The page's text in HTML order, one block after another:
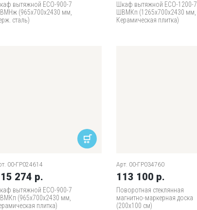
вытяжной ECO-900-7
(965х700х2430 мм,
сталь)
Шкаф вытяжной ECO-1200-7
ШВМКп (1265х700х2430 мм,
Керамическая плитка)
00-ГР024614
274 р.
вытяжной ECO-900-7
(965х700х2430 мм,
плитка)
Арт. 00-ГР034760
113 100 р.
Поворотная стеклянная
магнитно-маркерная доска
(200х100 см)